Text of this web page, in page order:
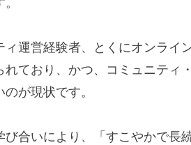
ィ運営経験者、とくにオンライ
れており、かつ、コミュニティ
が現状です。
び合いにより、「すこやかで長